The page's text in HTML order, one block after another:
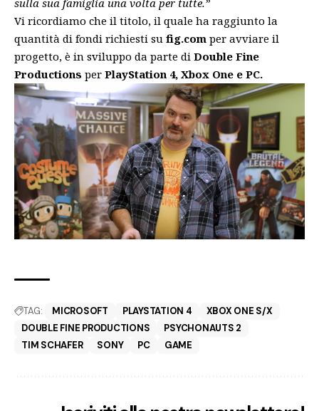
sulla sua famiglia una volta per tutte.”
Vi ricordiamo che il titolo, il quale ha raggiunto la
quantità di fondi richiesti su fig.com per avviare il
progetto, è in sviluppo da parte di Double Fine
Productions per PlayStation 4, Xbox One e PC.
TAG: MICROSOFT PLAYSTATION 4
XBOX ONE S/X
DOUBLE FINE PRODUCTIONS
PSYCHONAUTS 2
TIM SCHAFER
SONY PC GAME